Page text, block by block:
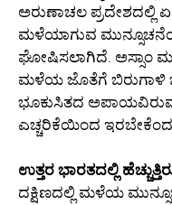
ಅರುಣಾಚಲ ಪ್ರದೇಶದಲ್ಲಿ
ಮಳೆಯಾಗುವ
ಘೋಷಿಸಲಾಗಿದೆ. ಅಸ್ಸಾಂ
ಮಳೆಯ ಜೊತೆಗೆ ಬಿರುಗಾಳಿ
ಭೂಕುಸಿತದ
ಎಚ್ಚರಿಕೆಯಿಂದ
ಉತ್ತರ ಭಾರತದಲ್ಲಿ
ದಕ್ಷಿಣದಲ್ಲಿ ಮಳೆಯ